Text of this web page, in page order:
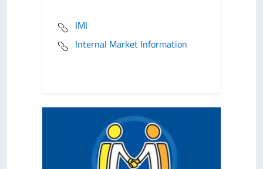
IMI
Internal Market Information